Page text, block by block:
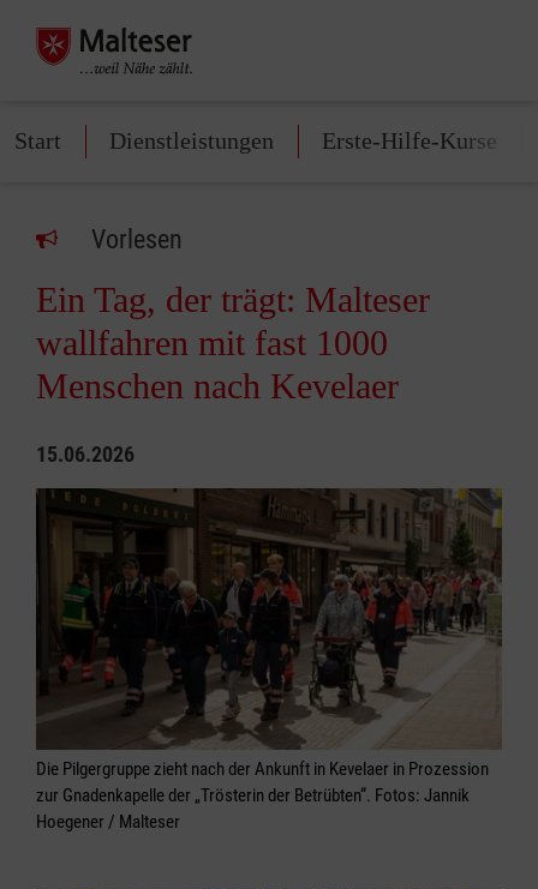
Start Dienstleistungen Erste-Hilfe-Kurse
Vorlesen
Ein Tag, der trägt: Malteser
wallfahren mit fast 1000
Menschen nach Kevelaer
15.06.2026
Die Pilgergruppe zieht nach der Ankunft in Kevelaer in Prozession
zur Gnadenkapelle der „Trösterin der Betrübten“. Fotos: Jannik
Hoegener / Malteser